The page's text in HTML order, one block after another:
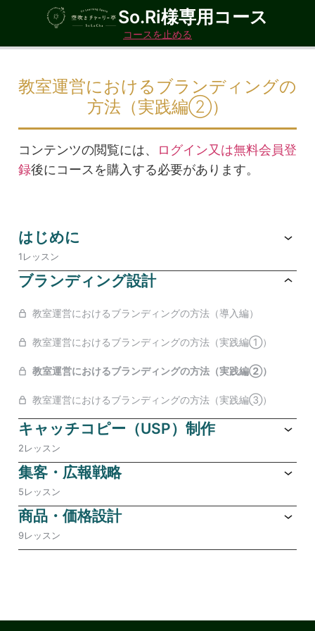
So.Ri様専用コース
コースを止める
教室運営におけるブランディングの
方法（実践編②）
コンテンツの閲覧には、
ログイン又は無料会員登
録後にコースを購入する必要があります。
はじめに
1レッスン
ブランディング設計
教室運営におけるブランディングの方法（導入編）
教室運営におけるブランディングの方法（実践編①）
教室運営におけるブランディングの方法（実践編②）
教室運営におけるブランディングの方法（実践編③）
キャッチコピー（USP）制作
2レッスン
集客・広報戦略
5レッスン
商品・価格設計
9レッスン